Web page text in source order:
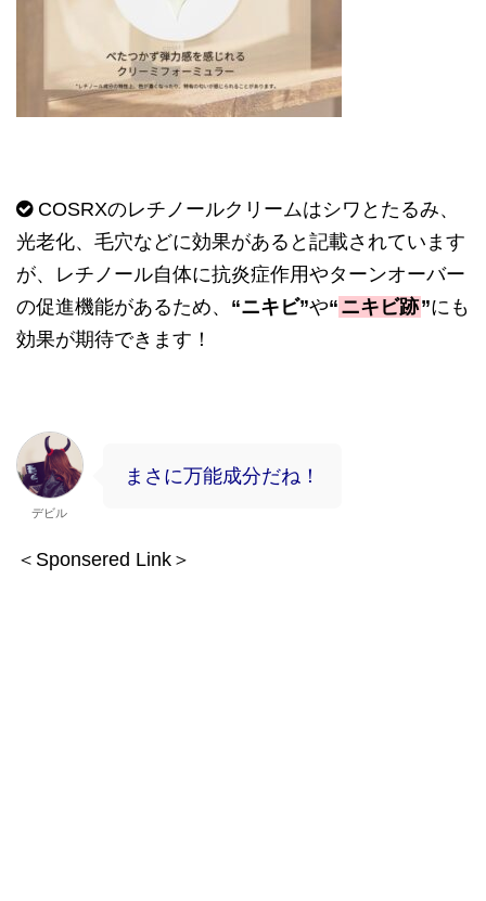
COSRXのレチノールクリームはシワとたるみ、
光老化、毛穴などに効果があると記載されています
が、レチノール自体に抗炎症作用やターンオーバー
の促進機能があるため、 “ニキビ”や“ ニキビ跡”にも
効果が期待できます！
デビル
まさに万能成分だね！
＜Sponsered Link＞